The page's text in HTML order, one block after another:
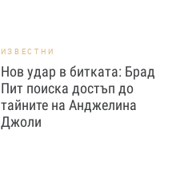
ИЗВЕСТНИ
Нов удар в битката: Брад
Пит поиска достъп до
тайните на Анджелина
Джоли